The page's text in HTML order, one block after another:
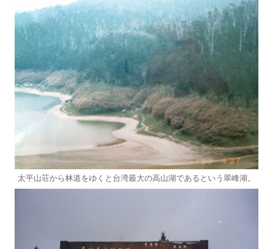
太平山荘から林道をゆくと台湾最大の高山湖であるという翠峰湖。